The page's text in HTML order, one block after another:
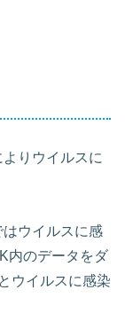
りウイルスに
ウイルスに感
内のデータをダ
ウイルスに感染